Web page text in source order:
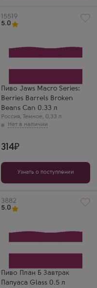
Артикул
15519
5.0
Пиво Jaws Macro Series:
Berries Barrels Broken
Beans Can 0.33 л
Россия, Темное, 0,33 л
314
Узнать о поступлении
Артикул
3882
5.0
Пиво План Б Завтрак
Папуаса Glass 0.5 л